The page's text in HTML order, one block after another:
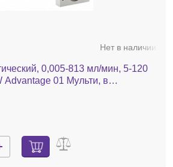
Нет в наличии
0,005-813 мл/мин, 5-120
Advantage 01 Мульти, в